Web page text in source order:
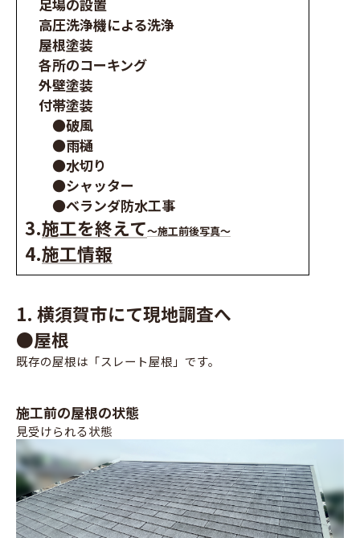
足場の設置
高圧洗浄機による洗浄
屋根塗装
各所のコーキング
外壁塗装
付帯塗装
●破風
●雨樋
●水切り
●シャッター
●ベランダ防水工事
3.施工を終えて～施工前後写真～
4.施工情報
1. 横須賀市にて現地調査へ
●屋根
既存の屋根は「スレート屋根」です。
施工前の屋根の状態
見受けられる状態